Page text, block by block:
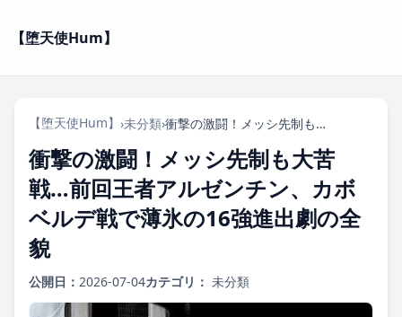
【堕天使Hum】
【堕天使Hum】 ›未分類› 衝撃の激闘！メッシ先制も大苦戦…前回王者アルゼンチン、カボベルデ戦で薄氷の16強進出劇の全貌
衝撃の激闘！メッシ先制も大苦
戦…前回王者アルゼンチン、カボ
ベルデ戦で薄氷の16強進出劇の全
貌
公開日： 2026-07-04カテゴリ： 未分類